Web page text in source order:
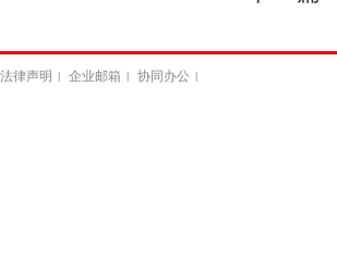
法律声明 企业邮箱 协同办公